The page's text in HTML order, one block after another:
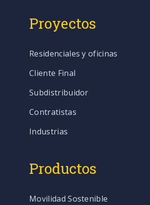
Proyectos
Residenciales y oficinas
Cliente Final
Subdistribuidor
Contratistas
Industrias
Productos
Movilidad Sostenible